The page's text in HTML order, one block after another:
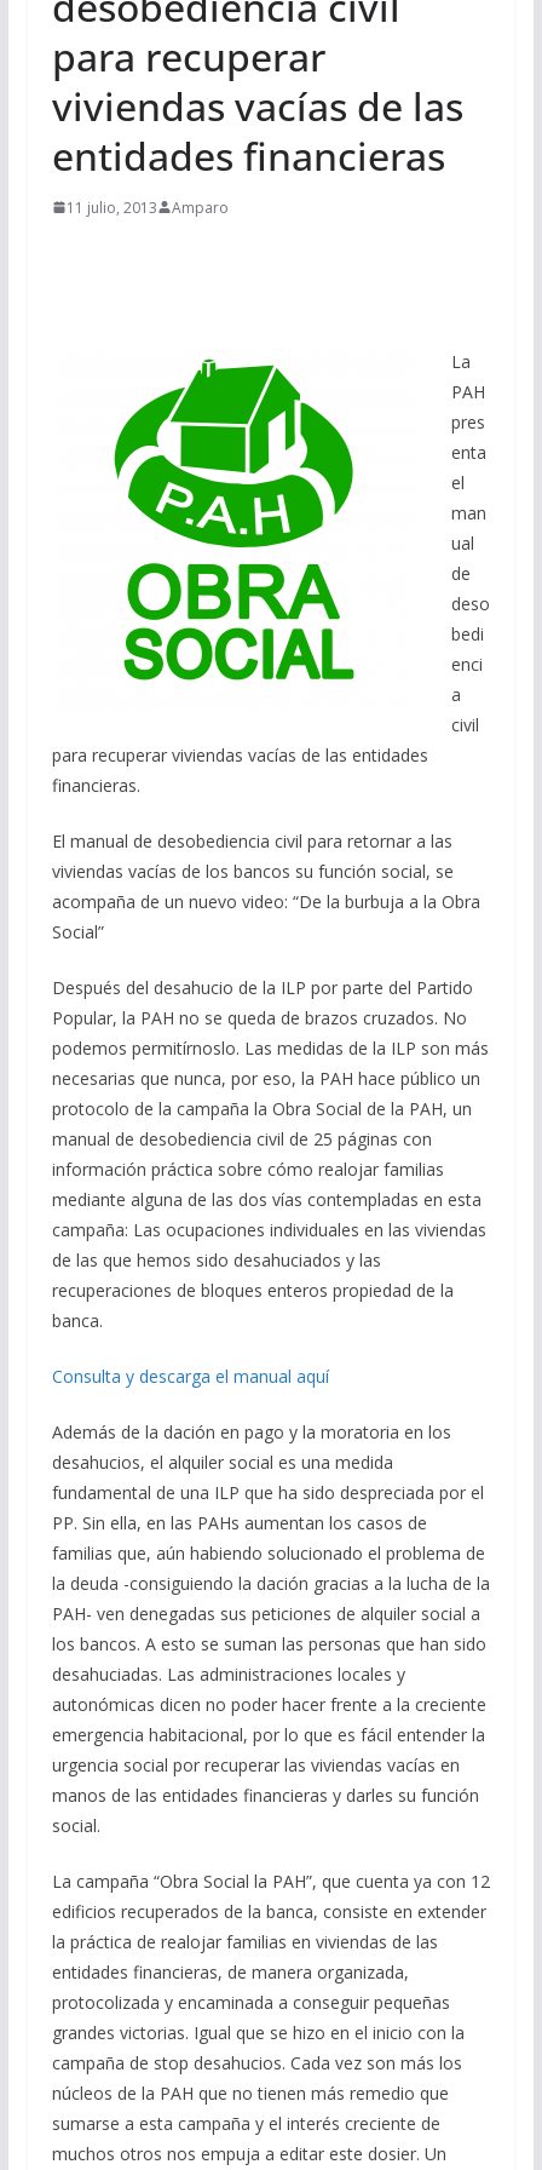
para recuperar
viviendas vacías de las
entidades financieras
11 julio, 2013 Amparo
La
PAH
pres
enta
el
man
ual
de
deso
bedi
enci
a
civil
para recuperar viviendas vacías de las entidades
financieras.
El manual de desobediencia civil para retornar a las
viviendas vacías de los bancos su función social, se
acompaña de un nuevo video: “De la burbuja a la Obra
Social”
Después del desahucio de la ILP por parte del Partido
Popular, la PAH no se queda de brazos cruzados. No
podemos permitírnoslo. Las medidas de la ILP son más
necesarias que nunca, por eso, la PAH hace público un
protocolo de la campaña la Obra Social de la PAH, un
manual de desobediencia civil de 25 páginas con
información práctica sobre cómo realojar familias
mediante alguna de las dos vías contempladas en esta
campaña: Las ocupaciones individuales en las viviendas
de las que hemos sido desahuciados y las
recuperaciones de bloques enteros propiedad de la
banca.
Consulta y descarga el manual aquí
Además de la dación en pago y la moratoria en los
desahucios, el alquiler social es una medida
fundamental de una ILP que ha sido despreciada por el
PP. Sin ella, en las PAHs aumentan los casos de
familias que, aún habiendo solucionado el problema de
la deuda -consiguiendo la dación gracias a la lucha de la
PAH- ven denegadas sus peticiones de alquiler social a
los bancos. A esto se suman las personas que han sido
desahuciadas. Las administraciones locales y
autonómicas dicen no poder hacer frente a la creciente
emergencia habitacional, por lo que es fácil entender la
urgencia social por recuperar las viviendas vacías en
manos de las entidades financieras y darles su función
social.
La campaña “Obra Social la PAH”, que cuenta ya con 12
edificios recuperados de la banca, consiste en extender
la práctica de realojar familias en viviendas de las
entidades financieras, de manera organizada,
protocolizada y encaminada a conseguir pequeñas
grandes victorias. Igual que se hizo en el inicio con la
campaña de stop desahucios. Cada vez son más los
núcleos de la PAH que no tienen más remedio que
sumarse a esta campaña y el interés creciente de
muchos otros nos empuja a editar este dosier. Un